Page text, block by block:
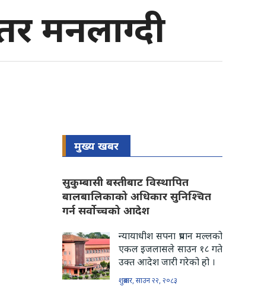
मनलाग्दी
मुख्य खबर
सुकुम्बासी बस्तीबाट विस्थापित
बालबालिकाको अधिकार सुनिश्चित
गर्न सर्वोच्चको आदेश
न्यायाधीश सपना प्रधान मल्लको
एकल इजलासले साउन १८ गते
उक्त आदेश जारी गरेको हो ।
शुक्रबार, साउन २२, २०८३